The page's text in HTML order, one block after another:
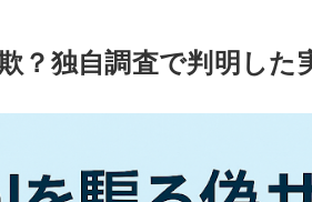
？独自調査で判明した